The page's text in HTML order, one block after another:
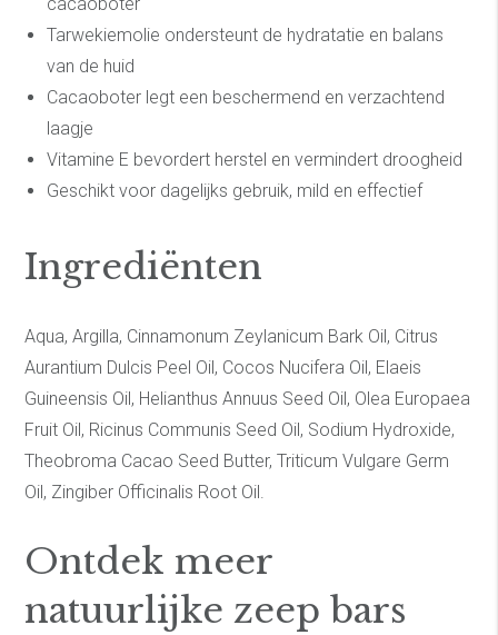
cacaoboter
Tarwekiemolie ondersteunt de hydratatie en balans
van de huid
Cacaoboter legt een beschermend en verzachtend
laagje
Vitamine E bevordert herstel en vermindert droogheid
Geschikt voor dagelijks gebruik, mild en effectief
Ingrediënten
Aqua, Argilla, Cinnamonum Zeylanicum Bark Oil, Citrus
Aurantium Dulcis Peel Oil, Cocos Nucifera Oil, Elaeis
Guineensis Oil, Helianthus Annuus Seed Oil, Olea Europaea
Fruit Oil, Ricinus Communis Seed Oil, Sodium Hydroxide,
Theobroma Cacao Seed Butter, Triticum Vulgare Germ
Oil, Zingiber Officinalis Root Oil.
Ontdek meer
natuurlijke zeep bars